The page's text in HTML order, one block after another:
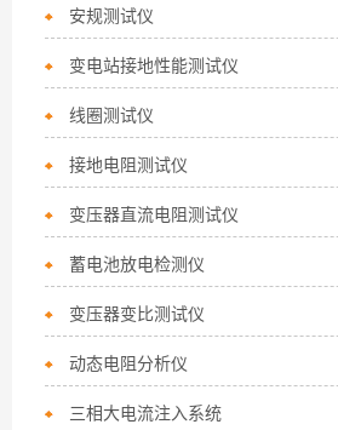
安规测试仪
变电站接地性能测试仪
线圈测试仪
接地电阻测试仪
变压器直流电阻测试仪
蓄电池放电检测仪
变压器变比测试仪
动态电阻分析仪
三相大电流注入系统